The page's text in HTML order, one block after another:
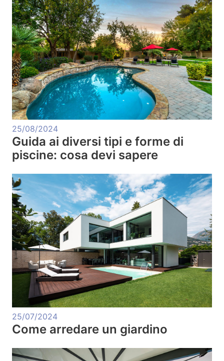
25/08/2024
Guida ai diversi tipi e forme di
piscine: cosa devi sapere
25/07/2024
Come arredare un giardino